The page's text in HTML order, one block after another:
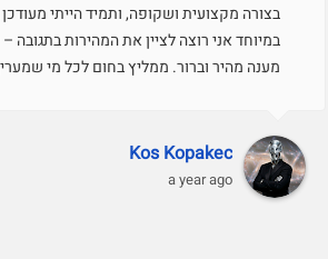
בצורה מקצועית ושקופה, ותמיד הייתי
במיוחד אני רוצה לציין את המהירות
מענה מהיר וברור. ממליץ בחום לכל מי
Kos Kopakec
a year ago